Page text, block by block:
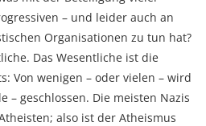
– und leider auch an
Organisationen zu tun hat?
Das Wesentliche ist die
Von wenigen – oder vielen – wird
– geschlossen. Die meisten Nazis
also ist der Atheismus